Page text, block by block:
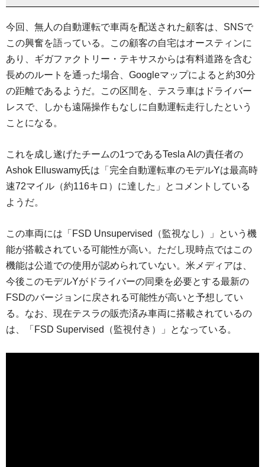
今回、無人の自動運転で車両を配送された顧客は、SNSで
この興奮を語っている。この顧客の自宅はオースティンに
あり、ギガファクトリー・テキサスからは有料道路を含む
長めのルートを通った場合、Googleマップによると約30分
の距離であるようだ。この区間を、テスラ車はドライバー
レスで、しかも遠隔操作もなしに自動運転走行したという
ことになる。
これを成し遂げたチームの1つであるTesla AIの責任者の
Ashok Elluswamy氏は「完全自動運転車のモデルYは最高時
速72マイル（約116キロ）に達した」とコメントしている
ようだ。
この車両には「FSD Unsupervised（監視なし）」という機
能が搭載されている可能性が高い。ただし現時点ではこの
機能は公道での使用が認められていない。米メディアは、
今後このモデルYがドライバーの同乗を必要とする最新の
FSDのバージョンに戻される可能性が高いと予想してい
る。なお、現在テスラの販売済み車両に搭載されているの
は、「FSD Supervised（監視付き）」となっている。